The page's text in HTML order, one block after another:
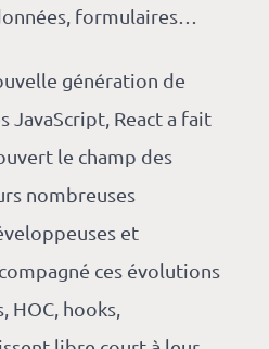
formulaires…
génération de
React a fait
le champ des
nombreuses
et
ces évolutions
HOC, hooks,